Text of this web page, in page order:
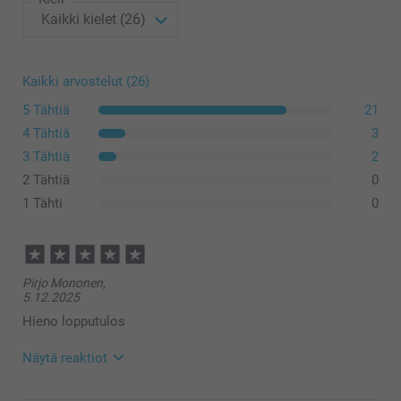
Kaikki arvostelut (26)
5 Tähtiä
21
4 Tähtiä
3
3 Tähtiä
2
2 Tähtiä
0
1 Tähti
0
Pirjo Mononen,
5.12.2025
Hieno lopputulos
Näytä reaktiot